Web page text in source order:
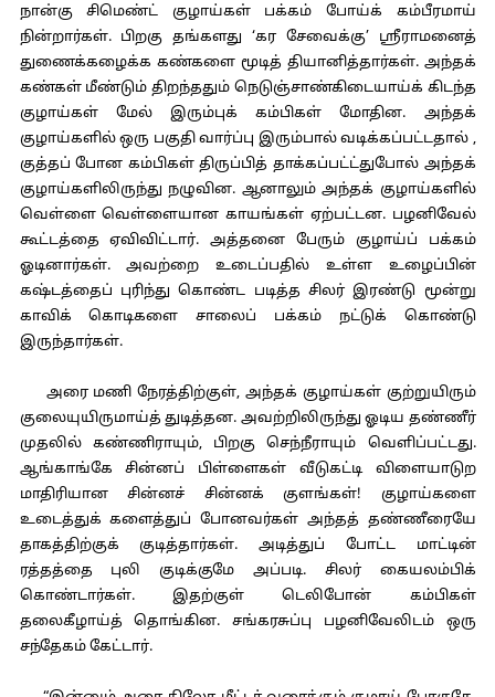
நான்கு சிமெண்ட் குழாய்கள் பக்கம் போய்க் கம்பீரமாய்
நின்றார்கள். பிறகு தங்களது ‘கர சேவைக்கு’ ஸ்ரீராமனைத்
துணைக்கழைக்க கண்களை மூடித் தியானித்தார்கள். அந்தக்
கண்கள் மீண்டும் திறந்ததும் நெடுஞ்சாண்கிடையாய்க் கிடந்த
குழாய்கள் மேல் இரும்புக் கம்பிகள் மோதின. அந்தக்
குழாய்களில் ஒரு பகுதி வார்ப்பு இரும்பால் வடிக்கப்பட்டதால் ,
குத்தப் போன கம்பிகள் திருப்பித் தாக்கப்பட்ட்துபோல் அந்தக்
குழாய்களிலிருந்து நழுவின. ஆனாலும் அந்தக் குழாய்களில்
வெள்ளை வெள்ளையான காயங்கள் ஏற்பட்டன. பழனிவேல்
கூட்டத்தை ஏவிவிட்டார். அத்தனை பேரும் குழாய்ப் பக்கம்
ஓடினார்கள். அவற்றை உடைப்பதில் உள்ள உழைப்பின்
கஷ்டத்தைப் புரிந்து கொண்ட படித்த சிலர் இரண்டு மூன்று
காவிக் கொடிகளை சாலைப் பக்கம் நட்டுக் கொண்டு
இருந்தார்கள்.
அரை மணி நேரத்திற்குள், அந்தக் குழாய்கள் குற்றுயிரும்
குலையுயிருமாய்த் துடித்தன. அவற்றிலிருந்து ஓடிய தண்ணீர்
முதலில் கண்ணிராயும், பிறகு செந்நீராயும் வெளிப்பட்டது.
ஆங்காங்கே சின்னப் பிள்ளைகள் வீடுகட்டி விளையாடுற
மாதிரியான சின்னச் சின்னக் குளங்கள்! குழாய்களை
உடைத்துக் களைத்துப் போனவர்கள் அந்தத் தண்ணீரையே
தாகத்திற்குக் குடித்தார்கள். அடித்துப் போட்ட மாட்டின்
ரத்தத்தை புலி குடிக்குமே அப்படி. சிலர் கையலம்பிக்
கொண்டார்கள். இதற்குள் டெலிபோன் கம்பிகள்
தலைகீழாய்த் தொங்கின. சங்கரசுப்பு பழனிவேலிடம் ஒரு
சந்தேகம் கேட்டார்.